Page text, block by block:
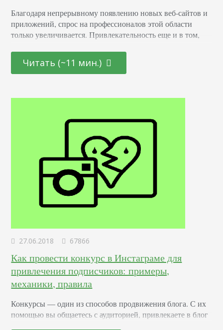
Благодаря непрерывному появлению новых веб-сайтов и
приложений, спрос на профессионалов этой области
только увеличивается. Привлекательность еще и в том,
специалистов, так и для тех, кто находится на стадии
переосмысления карьерного пути и готов начать все с
интерфейсов для сайтов и приложений. Он…
Читать (~11 мин.)
27.06.2018 67866
Как провести конкурс в Инстаграме для
привлечения подписчиков: примеры,
механики, правила
Конкурсы –– один из способов продвижения блога. С их
помощью вы общаетесь с аудиторией, привлекаете в блог